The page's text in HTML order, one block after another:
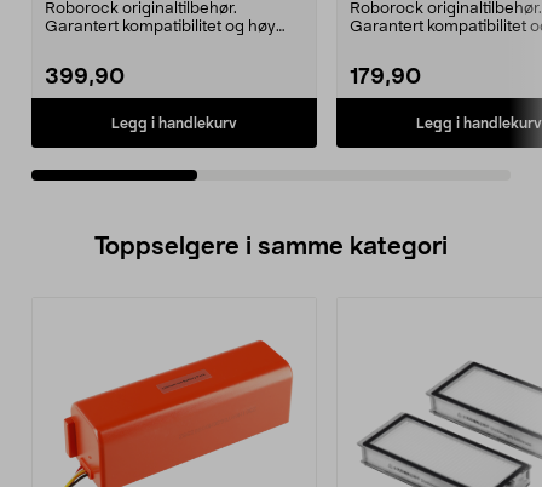
Roborock originaltilbehør.
Garantert kompatibilitet og høy
399,90
Legg i handlekurv
Roborock originaltilbehør.
Garantert kompatibilitet
179,90
Legg i handlekurv
Toppselgere i samme kategori